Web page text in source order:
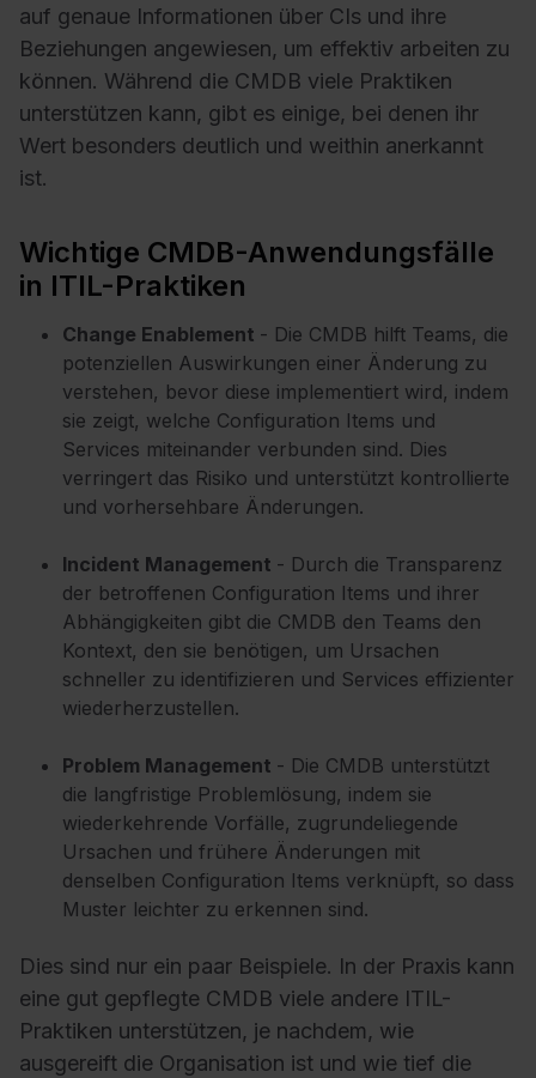
auf genaue Informationen über CIs und ihre
Beziehungen angewiesen, um effektiv arbeiten zu
können. Während die CMDB viele Praktiken
unterstützen kann, gibt es einige, bei denen ihr
Wert besonders deutlich und weithin anerkannt
ist.
Wichtige CMDB-Anwendungsfälle
in ITIL-Praktiken
Change Enablement - Die CMDB hilft Teams, die
potenziellen Auswirkungen einer Änderung zu
verstehen, bevor diese implementiert wird, indem
sie zeigt, welche Configuration Items und
Services miteinander verbunden sind. Dies
verringert das Risiko und unterstützt kontrollierte
und vorhersehbare Änderungen.
Incident Management - Durch die Transparenz
der betroffenen Configuration Items und ihrer
Abhängigkeiten gibt die CMDB den Teams den
Kontext, den sie benötigen, um Ursachen
schneller zu identifizieren und Services effizienter
wiederherzustellen.
Problem Management - Die CMDB unterstützt
die langfristige Problemlösung, indem sie
wiederkehrende Vorfälle, zugrundeliegende
Ursachen und frühere Änderungen mit
denselben Configuration Items verknüpft, so dass
Muster leichter zu erkennen sind.
Dies sind nur ein paar Beispiele. In der Praxis kann
eine gut gepflegte CMDB viele andere ITIL-
Praktiken unterstützen, je nachdem, wie
ausgereift die Organisation ist und wie tief die